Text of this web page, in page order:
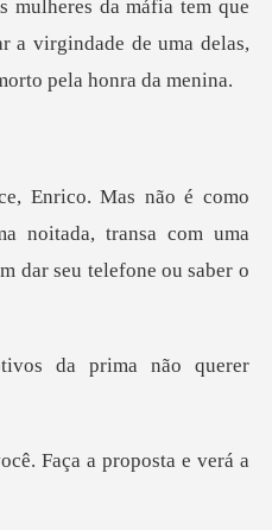
a virgindade de uma delas,
noitada, transa com uma
ivos da prima não querer
Faça a proposta e